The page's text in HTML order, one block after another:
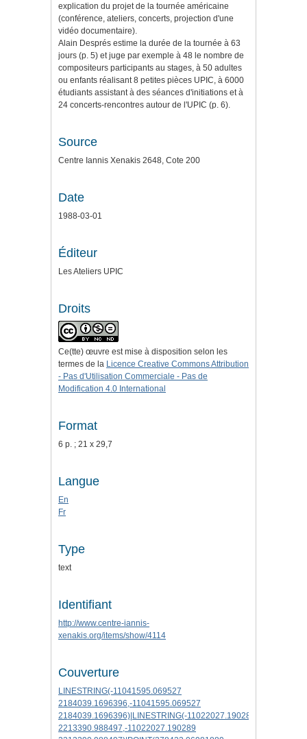
explication du projet de la tournée américaine
(conférence, ateliers, concerts, projection d'une
vidéo documentaire).
Alain Després estime la durée de la tournée à 63
jours (p. 5) et juge par exemple à 48 le nombre de
compositeurs participants au stages, à 50 adultes
ou enfants réalisant 8 petites pièces UPIC, à 6000
étudiants assistant à des séances d'initiations et à
24 concerts-rencontres autour de l'UPIC (p. 6).
Source
Centre Iannis Xenakis 2648, Cote 200
Date
1988-03-01
Éditeur
Les Ateliers UPIC
Droits
Ce(tte) œuvre est mise à disposition selon les
termes de la Licence Creative Commons Attribution
- Pas d'Utilisation Commerciale - Pas de
Modification 4.0 International
Format
6 p. ; 21 x 29,7
Langue
En
Fr
Type
text
Identifiant
http://www.centre-iannis-
xenakis.org/items/show/4114
Couverture
LINESTRING(-11041595.069527
2184039.1696396,-11041595.069527
2184039.1696396)|LINESTRING(-11022027.190289
2213390.988497,-11022027.190289